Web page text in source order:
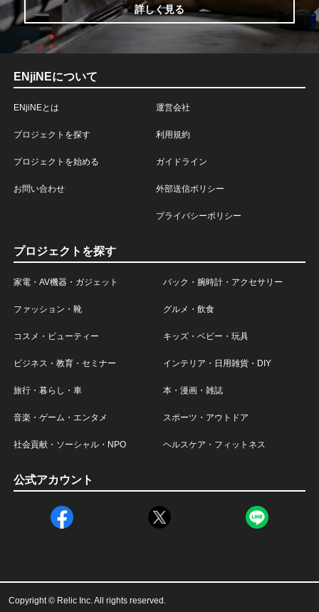
詳しく見る
ENjiNEについて
ENjiNEとは
プロジェクトを探す
プロジェクトを始める
お問い合わせ
運営会社
利用規約
ガイドライン
外部送信ポリシー
プライバシーポリシー
プロジェクトを探す
家電・AV機器・ガジェット バック・腕時計・アクセサリー
ファッション・靴 グルメ・飲食
コスメ・ビューティー キッズ・ベビー・玩具
ビジネス・教育・セミナー インテリア・日用雑貨・DIY
旅行・暮らし・車 本・漫画・雑誌
音楽・ゲーム・エンタメ スポーツ・アウトドア
社会貢献・ソーシャル・NPO ヘルスケア・フィットネス
公式アカウント
Copyright © Relic Inc. All rights reserved.